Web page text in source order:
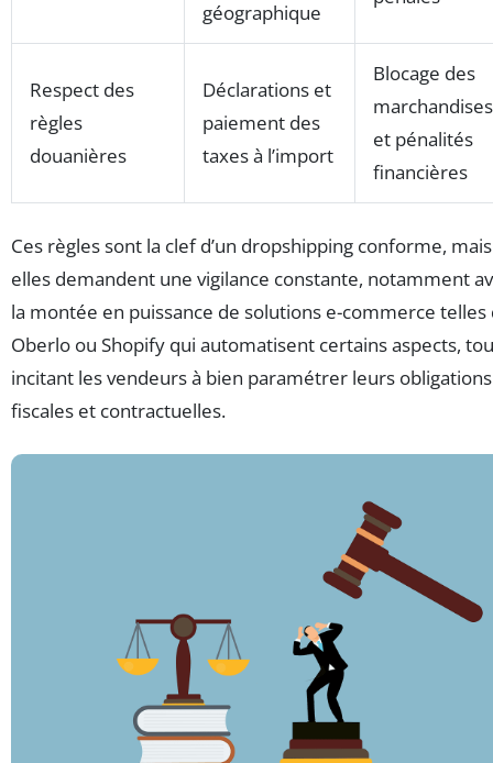
géographique
Respect des
règles
douanières
Déclarations et
paiement des
taxes à l’import
Blocage des
marchandises
et pénalités
financières
Ces règles sont la clef d’un dropshipping conforme, mais
elles demandent une vigilance constante, notamment
la montée en puissance de solutions e-commerce telles
Oberlo ou Shopify qui automatisent certains aspects,
incitant les vendeurs à bien paramétrer leurs obligations
fiscales et contractuelles.